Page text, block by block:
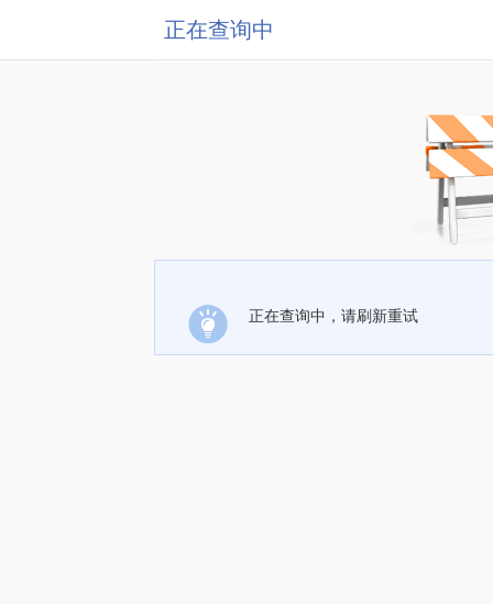
正在查询中
正在查询中，请刷新重试